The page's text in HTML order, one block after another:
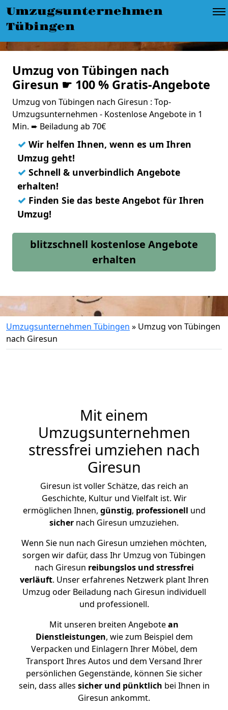
Umzugsunternehmen
Tübingen
Umzug von Tübingen nach
Giresun ☛ 100 % Gratis-Angebote
Umzug von Tübingen nach Giresun : Top-
Umzugsunternehmen - Kostenlose Angebote in 1
Min. ➨ Beiladung ab 70€
✓ Wir helfen Ihnen, wenn es um Ihren
Umzug geht!
✓ Schnell & unverbindlich Angebote
erhalten!
✓ Finden Sie das beste Angebot für Ihren
Umzug!
blitzschnell kostenlose Angebote
erhalten
Umzugsunternehmen Tübingen » Umzug von Tübingen
nach Giresun
Mit einem
Umzugsunternehmen
stressfrei umziehen nach
Giresun
Giresun ist voller Schätze, das reich an
Geschichte, Kultur und Vielfalt ist. Wir
ermöglichen Ihnen, günstig, professionell und
sicher nach Giresun umzuziehen.
Wenn Sie nun nach Giresun umziehen möchten,
sorgen wir dafür, dass Ihr Umzug von Tübingen
nach Giresun reibungslos und stressfrei
verläuft. Unser erfahrenes Netzwerk plant Ihren
Umzug oder Beiladung nach Giresun individuell
und professionell.
Mit unseren breiten Angebotean
Dienstleistungen, wie zum Beispiel dem
Verpacken und Einlagern Ihrer Möbel, dem
Transport Ihres Autos und dem Versand Ihrer
persönlichen Gegenstände, können Sie sicher
sein, dass alles sicher und pünktlich bei Ihnen in
Giresun ankommt.